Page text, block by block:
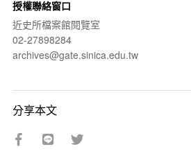
授權聯絡窗口
近史所檔案館閱覽室
02-27898284
archives@gate.sinica.edu.tw
分享本文